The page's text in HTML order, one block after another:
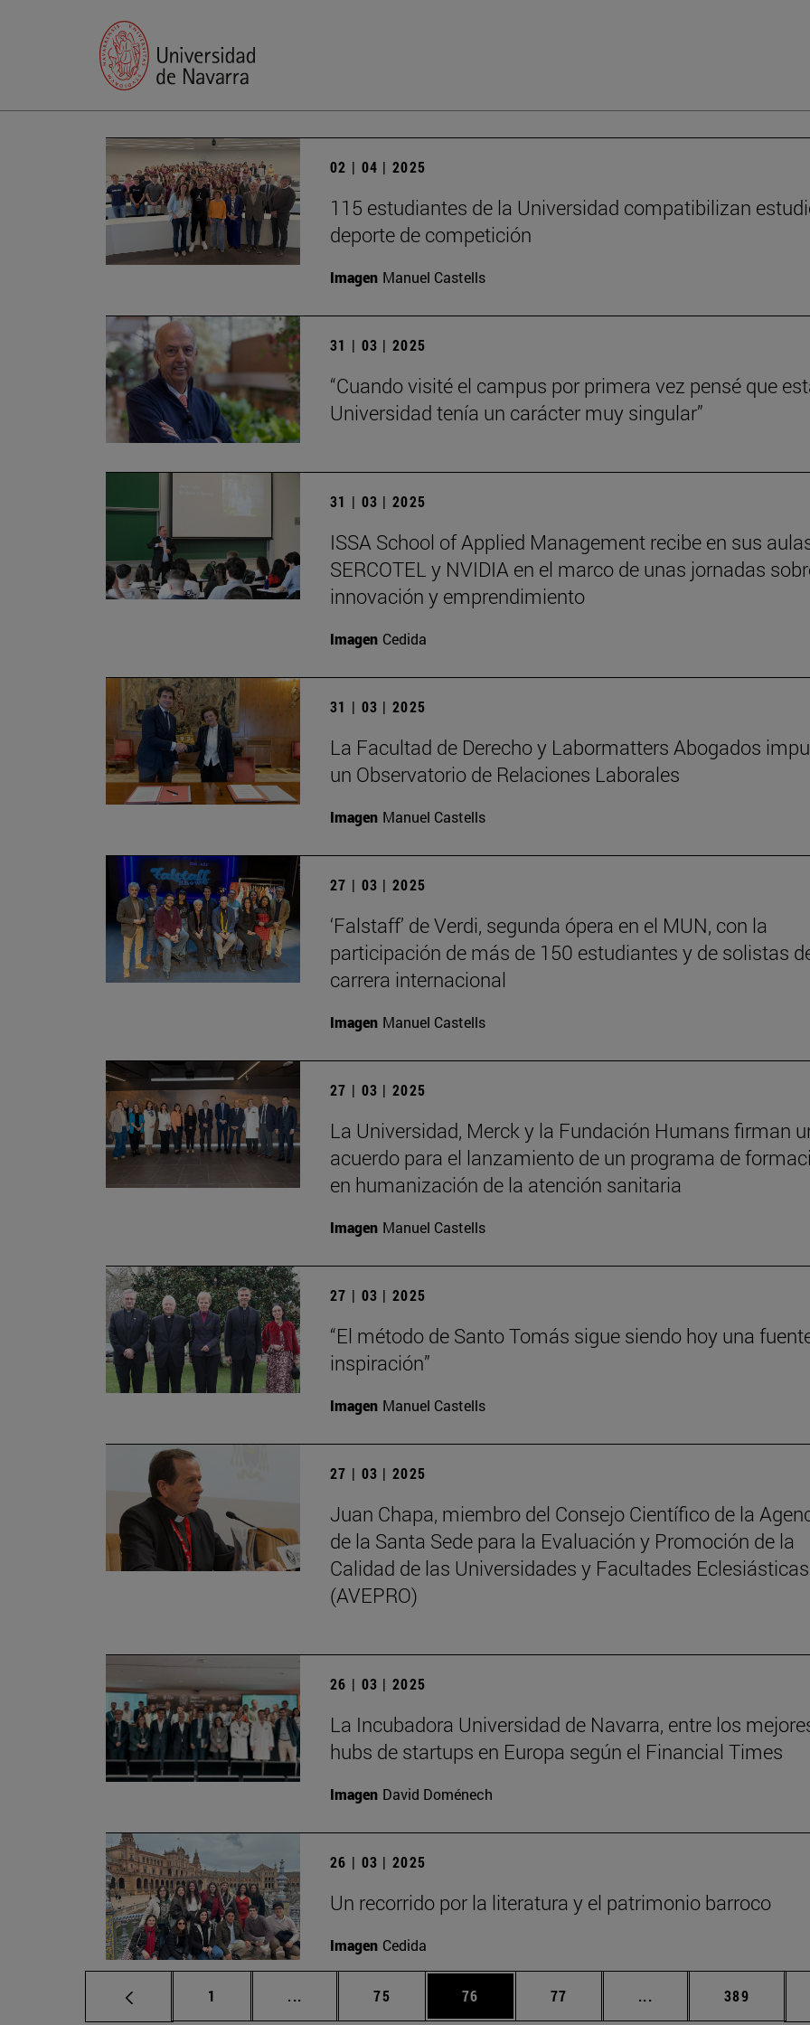
02 | 04 | 2025
115 estudiantes de la Universidad compatibilizan
deporte de competición
Imagen Manuel Castells
31 | 03 | 2025
“Cuando visité el campus por primera vez pensé que
Universidad tenía un carácter muy singular”
31 | 03 | 2025
ISSA School of Applied Management recibe en sus
SERCOTEL y NVIDIA en el marco de unas jornadas
innovación y emprendimiento
Imagen Cedida
31 | 03 | 2025
La Facultad de Derecho y Labormatters Abogados
un Observatorio de Relaciones Laborales
Imagen Manuel Castells
27 | 03 | 2025
‘Falstaff’ de Verdi, segunda ópera en el MUN, con la
participación de más de 150 estudiantes y de solistas
carrera internacional
Imagen Manuel Castells
27 | 03 | 2025
La Universidad, Merck y la Fundación Humans firman
acuerdo para el lanzamiento de un programa de
en humanización de la atención sanitaria
Imagen Manuel Castells
27 | 03 | 2025
“El método de Santo Tomás sigue siendo hoy una
inspiración”
Imagen Manuel Castells
27 | 03 | 2025
Juan Chapa, miembro del Consejo Científico de la
de la Santa Sede para la Evaluación y Promoción de la
Calidad de las Universidades y Facultades Eclesiásticas
(AVEPRO)
26 | 03 | 2025
La Incubadora Universidad de Navarra, entre los
hubs de startups en Europa según el Financial Times
Imagen David Doménech
26 | 03 | 2025
Un recorrido por la literatura y el patrimonio barroco
Imagen Cedida
Página
1 ... Páginas intermedias Use TAB para desplazarse.
Página
75 Página
76 Página
77 ... Páginas intermedias
Página
389